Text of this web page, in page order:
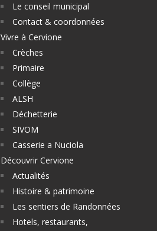
Le conseil municipal
Contact & coordonnées
Vivre à Cervione
Crèches
Primaire
Collège
ALSH
Déchetterie
SIVOM
Casserie a Nuciola
Découvrir Cervione
Actualités
Histoire & patrimoine
Les sentiers de Randonnées
Hotels, restaurants,